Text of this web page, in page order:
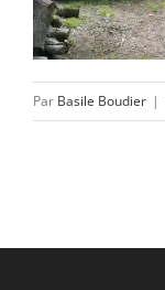
Par Basile Boudier |